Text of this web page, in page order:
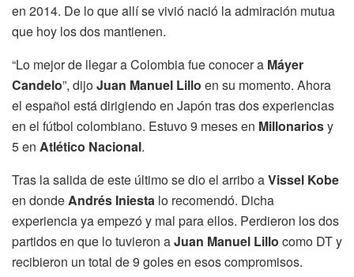
en 2014. De lo que allí se vivió nació la admiración mutua
que hoy los dos mantienen.
“Lo mejor de llegar a Colombia fue conocer a Máyer
Candelo”, dijoJuan Manuel Lillo en su momento. Ahora
el español está dirigiendo en Japón tras dos experiencias
en el fútbol colombiano. Estuvo 9 meses en Millonariosy
5 en Atlético Nacional.
Tras la salida de este último se dio el arribo aVissel Kobe
en donde Andrés Iniesta lo recomendó. Dicha
experiencia ya empezó y mal para ellos. Perdieron los dos
partidos en que lo tuvieron aJuan Manuel Lillo como DT y
recibieron un total de 9 goles en esos compromisos.